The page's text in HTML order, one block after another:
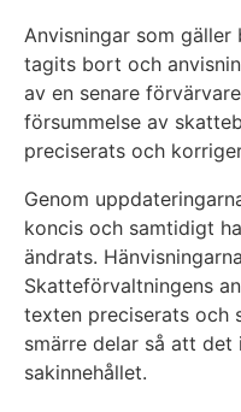
Anvisningar som
tagits bort och
av en senare
försummelse av
preciserats och
Genom
koncis och samtidigt
ändrats.
Skatteförvaltningens
texten preciserats och
smärre delar så att
sakinnehållet.